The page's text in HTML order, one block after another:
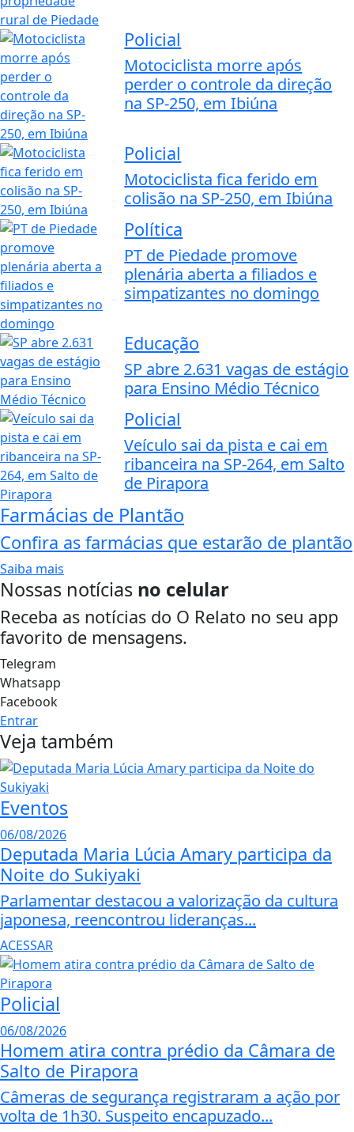
Policial
Motociclista morre após
perder o controle da direção
na SP-250, em Ibiúna
Policial
Motociclista fica ferido em
colisão na SP-250, em Ibiúna
Política
PT de Piedade promove
plenária aberta a filiados e
simpatizantes no domingo
Educação
SP abre 2.631 vagas de estágio
para Ensino Médio Técnico
Policial
Veículo sai da pista e cai em
ribanceira na SP-264, em Salto
de Pirapora
Farmácias de Plantão
Confira as farmácias que estarão de plantão
Saiba mais
Nossas notícias no celular
Receba as notícias do O Relato no seu app
favorito de mensagens.
Telegram
Whatsapp
Facebook
Entrar
Veja também
Eventos
06/08/2026
Deputada Maria Lúcia Amary participa da
Noite do Sukiyaki
Parlamentar destacou a valorização da cultura
japonesa, reencontrou lideranças...
ACESSAR
Policial
06/08/2026
Homem atira contra prédio da Câmara de
Salto de Pirapora
Câmeras de segurança registraram a ação por
volta de 1h30. Suspeito encapuzado...